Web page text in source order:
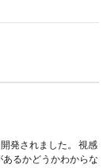
発されました。 視感
るかどうかわからな